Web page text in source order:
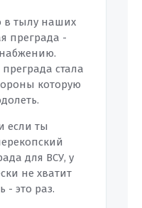
в тылу наших
преграда -
стала
которую
если ты
для ВСУ, у
не хватит
- это раз.